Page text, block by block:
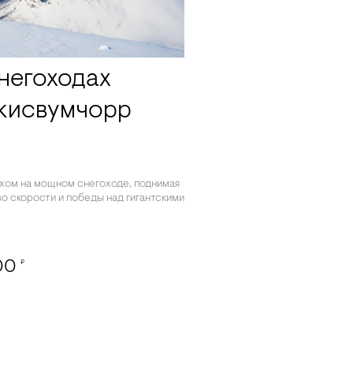
на мощном снегоходе, поднимая
скорости и победы над гигантскими
₽